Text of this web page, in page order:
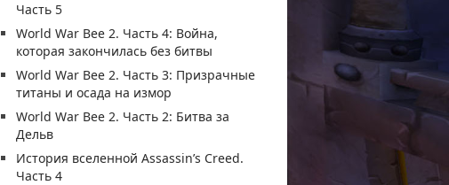
Часть 5
World War Bee 2. Часть 4: Война,
которая закончилась без битвы
World War Bee 2. Часть 3: Призрачные
титаны и осада на измор
World War Bee 2. Часть 2: Битва за
Дельв
История вселенной Assassin’s Creed.
Часть 4